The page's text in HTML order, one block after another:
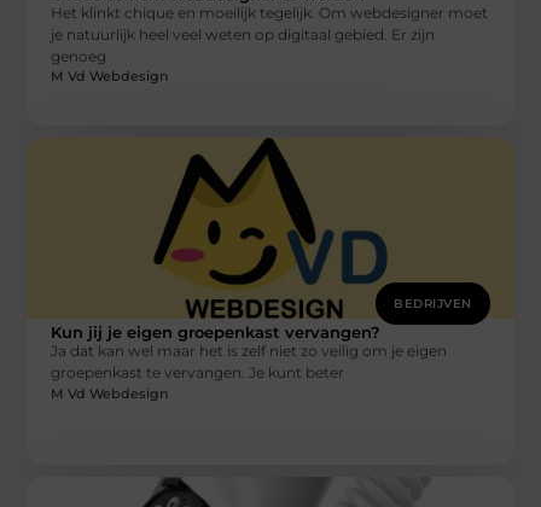
Het klinkt chique en moeilijk tegelijk. Om webdesigner moet
je natuurlijk heel veel weten op digitaal gebied. Er zijn
genoeg
M Vd Webdesign
BEDRIJVEN
Kun jij je eigen groepenkast vervangen?
Ja dat kan wel maar het is zelf niet zo veilig om je eigen
groepenkast te vervangen. Je kunt beter
M Vd Webdesign